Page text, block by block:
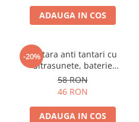
ADAUGA IN COS
-20%
Bratara anti tantari cu
ultrasunete, baterie
reincarcabila 90mAh
58 RON
46 RON
ADAUGA IN COS